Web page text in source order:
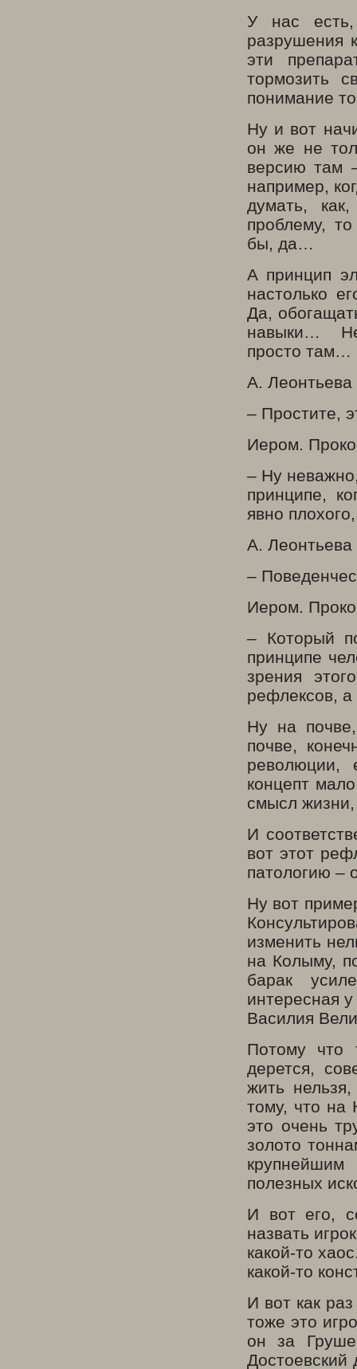
У нас есть,
разрушения
эти
тормозить
понимание
Ну и вот
он же не
версию там
например,
думать,
проблему,
бы, да…
А принцип
настолько
Да,
навыки…
просто там…
А. Леонтьева
– Простите,
Иером.
– Ну
принципе,
явно
А. Леонтьева
–
Иером.
– Который
принципе
зрения
рефлексов, а
Ну на
почве,
революции,
концепт
смысл
И
вот этот
патологию –
Ну вот
изменить
на Колыму,
барак
интересная
Василия
Потому что
дерется,
жить
тому, что на
это очень
золото
полезных
И вот его,
назвать
какой-то
какой-то
И вот как
тоже это
он за
Достоевский